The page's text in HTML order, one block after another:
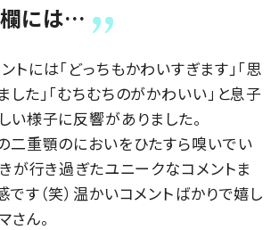
欄には…
トには「どっちもかわいすぎます」「思
した」「むちむちのがかわいい」と息子
い様子に反響がありました。
二重顎のにおいをひたすら嗅いでい
きが行き過ぎたユニークなコメントま
です（笑）温かいコメントばかりで嬉し
さん。